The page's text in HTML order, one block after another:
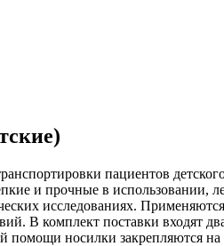
пациентов
и прочные в использовании,
исследованиях.
В комплект поставки входят
помощи носилки закрепляются